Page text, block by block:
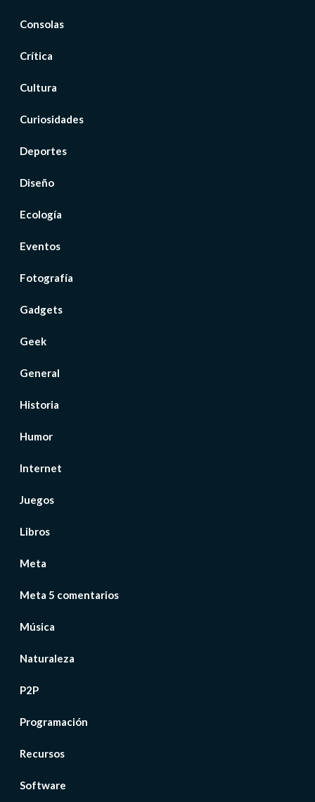
Consolas
Crítica
Cultura
Curiosidades
Deportes
Diseño
Ecología
Eventos
Fotografía
Gadgets
Geek
General
Historia
Humor
Internet
Juegos
Libros
Meta
Meta 5 comentarios
Música
Naturaleza
P2P
Programación
Recursos
Software